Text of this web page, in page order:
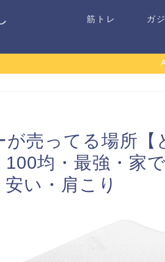
筋トレ ガ
が売ってる場所【
均・最強・家
い・肩こり